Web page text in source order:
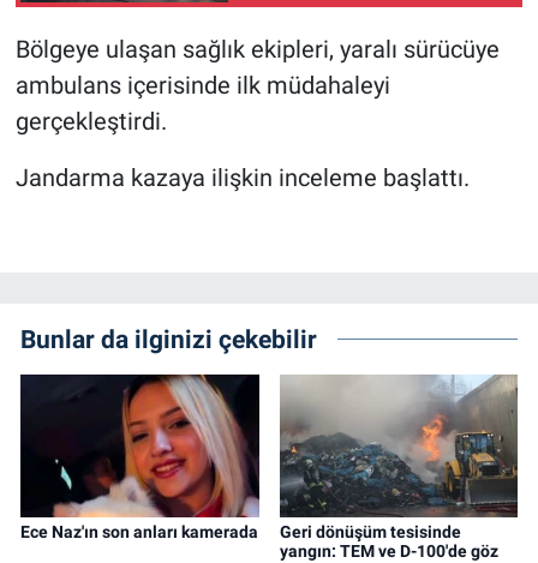
Bölgeye ulaşan sağlık ekipleri, yaralı sürücüye
ambulans içerisinde ilk müdahaleyi
gerçekleştirdi.
Jandarma kazaya ilişkin inceleme başlattı.
Bunlar da ilginizi çekebilir
Ece Naz'ın son anları kamerada
Geri dönüşüm tesisinde
yangın: TEM ve D-100'de göz